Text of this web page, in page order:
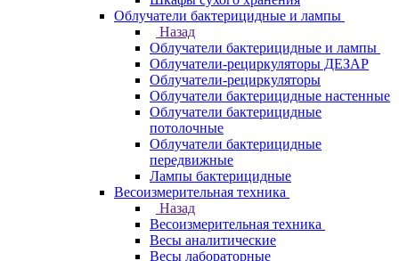
Облучатели бактерицидные и лампы
Назад
Облучатели бактерицидные и лампы
Облучатели-рециркуляторы ДЕЗАР
Облучатели-рециркуляторы
Облучатели бактерицидные настенные
Облучатели бактерицидные
потолочные
Облучатели бактерицидные
передвижные
Лампы бактерицидные
Весоизмерительная техника
Назад
Весоизмерительная техника
Весы аналитические
Весы лабораторные